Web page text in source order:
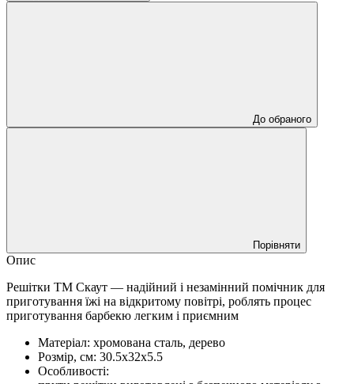
До обраного
Порівняти
Опис
Решітки ТМ Скаут — надійний і незамінний помічник для
приготування їжі на відкритому повітрі, роблять процес
приготування барбекю легким і приємним
Матеріал: хромована сталь, дерево
Розмір, см: 30.5x32x5.5
Особливості: